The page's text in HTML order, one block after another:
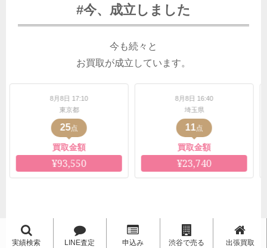
#今、成立しました
今も続々と
お買取が成立しています。
実績検索 LINE査定 申込み 渋谷で売る 出張買取